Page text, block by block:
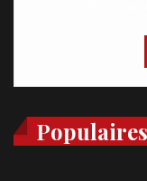
Populaires